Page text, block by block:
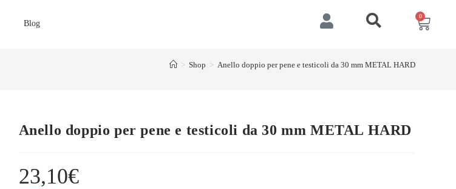
Blog
0
> Shop > Anello doppio per pene e testicoli da 30 mm METAL HARD
Anello doppio per pene e testicoli da 30 mm METAL HARD
23,10€